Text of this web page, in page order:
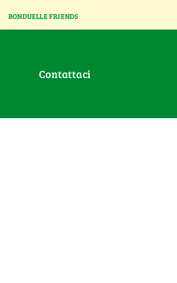
BONDUELLE FRIENDS
contattaci